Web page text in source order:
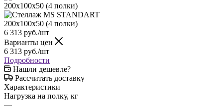
6 313 руб./шт
Варианты цен
6 313 руб./шт
Подробности
Нашли дешевле?
Рассчитать доставку
Характеристики
Нагрузка на полку, кг
—